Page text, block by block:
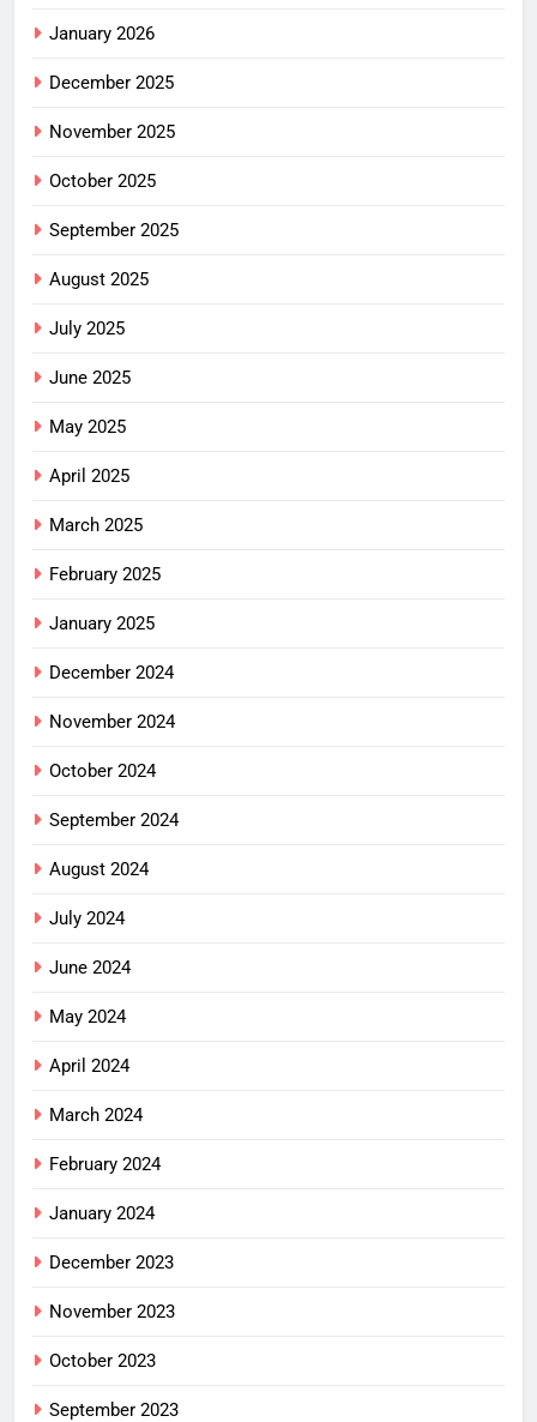
January 2026
December 2025
November 2025
October 2025
September 2025
August 2025
July 2025
June 2025
May 2025
April 2025
March 2025
February 2025
January 2025
December 2024
November 2024
October 2024
September 2024
August 2024
July 2024
June 2024
May 2024
April 2024
March 2024
February 2024
January 2024
December 2023
November 2023
October 2023
September 2023